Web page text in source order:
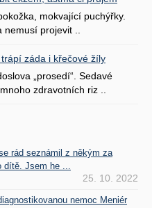
mokvající puchýřky.
nemusí projevit ..
záda i křečové žíly
„prosedí“. Sedavé
zdravotních riz ..
rád seznámil z někým za
dítě. Jsem he ...
25. 10. 2022
nemoc Meniér